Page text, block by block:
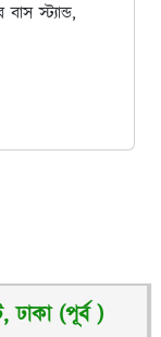
স্ট্যান্ড,
ঢাকা (পূর্ব )